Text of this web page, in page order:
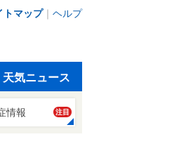
トマップ｜ ヘルプ
天気ニュース
情報 注目